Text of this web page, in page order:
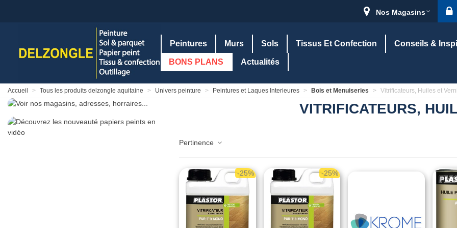
Nos Magasins
Peintures Murs Sols Tissus Et Confection Conseils &
BONS PLANS Actualités
Accueil > Tous les produits delzongle aquitaine > Univers peinture > Peintures et Laques Interieures > Bois et Menuiseries > Vitrificateurs, Huiles et
VITRIFICATEURS,
Pertinence
-25% -25%